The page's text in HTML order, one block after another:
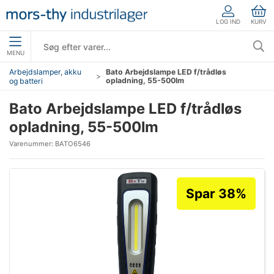
LOG IND KURV
MENU
Arbejdslamper, akku
og batteri
Bato Arbejdslampe LED f/trådløs
opladning, 55-500lm
Bato Arbejdslampe LED f/trådløs
opladning, 55-500lm
Varenummer: BATO6546
Spar 38%